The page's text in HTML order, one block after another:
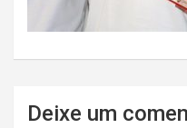
Deixe um